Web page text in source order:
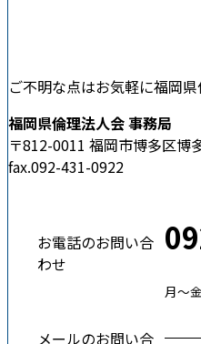
ご不明な点はお気軽に福岡
福岡県倫理法人会 事務局
〒812-0011 福岡市博多区博
fax.092-431-0922
お電話のお問い合
わせ
月〜
メールのお問い合